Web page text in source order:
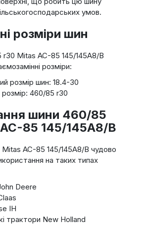
умов.
розміри шин
Mitas AC-85 145/145A8/B
розміри:
розмір шин: 18.4-30
розмір: 460/85 r30
шини 460/85
85 145/145A8/B
AC-85 145/145A8/B чудово
на таких типах
Deere
IH
трактори New Holland